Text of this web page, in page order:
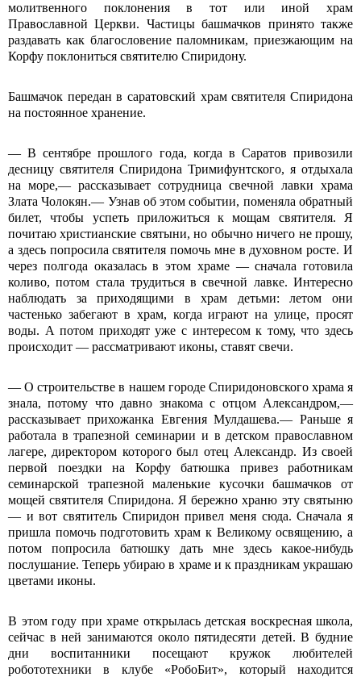
молитвенного поклонения в тот или иной храм
Православной Церкви. Частицы башмачков принято также
раздавать как благословение паломникам, приезжающим на
Корфу поклониться святителю Спиридону.
Башмачок передан в саратовский храм святителя Спиридона
на постоянное хранение.
— В сентябре прошлого года, когда в Саратов привозили
десницу святителя Спиридона Тримифунтского, я отдыхала
на море,— рассказывает сотрудница свечной лавки храма
Злата Чолокян.— Узнав об этом событии, поменяла обратный
билет, чтобы успеть приложиться к мощам святителя. Я
почитаю христианские святыни, но обычно ничего не прошу,
а здесь попросила святителя помочь мне в духовном росте. И
через полгода оказалась в этом храме — сначала готовила
коливо, потом стала трудиться в свечной лавке. Интересно
наблюдать за приходящими в храм детьми: летом они
частенько забегают в храм, когда играют на улице, просят
воды. А потом приходят уже с интересом к тому, что здесь
происходит — рассматривают иконы, ставят свечи.
— О строительстве в нашем городе Спиридоновского храма я
знала, потому что давно знакома с отцом Александром,—
рассказывает прихожанка Евгения Мулдашева.— Раньше я
работала в трапезной семинарии и в детском православном
лагере, директором которого был отец Александр. Из своей
первой поездки на Корфу батюшка привез работникам
семинарской трапезной маленькие кусочки башмачков от
мощей святителя Спиридона. Я бережно храню эту святыню
— и вот святитель Спиридон привел меня сюда. Сначала я
пришла помочь подготовить храм к Великому освящению, а
потом попросила батюшку дать мне здесь какое-нибудь
послушание. Теперь убираю в храме и к праздникам украшаю
цветами иконы.
В этом году при храме открылась детская воскресная школа,
сейчас в ней занимаются около пятидесяти детей. В будние
дни воспитанники посещают кружок любителей
робототехники в клубе «РобоБит», который находится